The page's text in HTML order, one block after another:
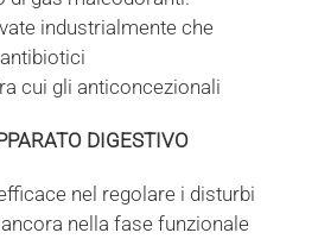
industrialmente che
cui gli anticoncezionali
DIGESTIVO
nel regolare i disturbi
nella fase funzionale